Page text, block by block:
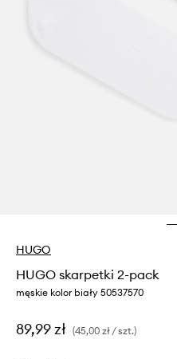
HUGO
HUGO skarpetki 2-pack
męskie kolor biały 50537570
89,99 zł (45,00 zł / szt.)